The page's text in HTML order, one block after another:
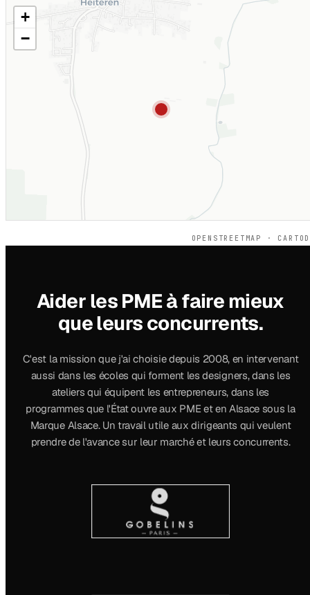
CARTE INTERACTIVE
+
−
OPENSTREETMAP ·
Aider les PME à faire mieux
que leurs concurrents.
C'est la mission que j'ai choisie depuis 2008, en intervenant
aussi dans les écoles qui forment les designers, dans les
ateliers qui équipent les entrepreneurs, dans les
programmes que l'État ouvre aux PME et en Alsace sous la
Marque Alsace. Un travail utile aux dirigeants qui veulent
prendre de l'avance sur leur marché et leurs concurrents.